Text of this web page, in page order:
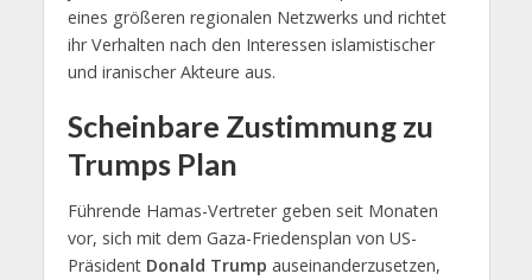
eines größeren regionalen Netzwerks und richtet
ihr Verhalten nach den Interessen islamistischer
und iranischer Akteure aus.
Scheinbare Zustimmung zu
Trumps Plan
Führende Hamas-Vertreter geben seit Monaten
vor, sich mit dem Gaza-Friedensplan von US-
Präsident Donald Trump auseinanderzusetzen,